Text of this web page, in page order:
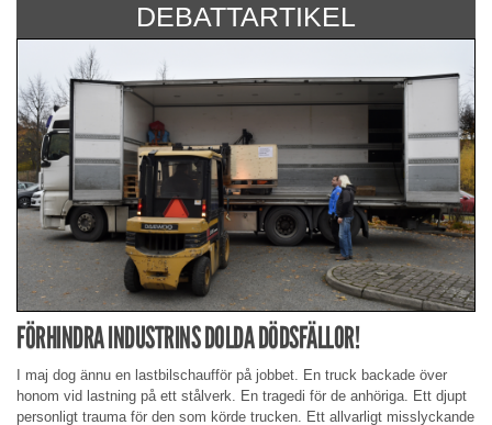
DEBATTARTIKEL
FÖRHINDRA INDUSTRINS DOLDA DÖDSFÄLLOR!
I maj dog ännu en lastbilschaufför på jobbet. En truck backade över
honom vid lastning på ett stålverk. En tragedi för de anhöriga. Ett djupt
personligt trauma för den som körde trucken. Ett allvarligt misslyckande